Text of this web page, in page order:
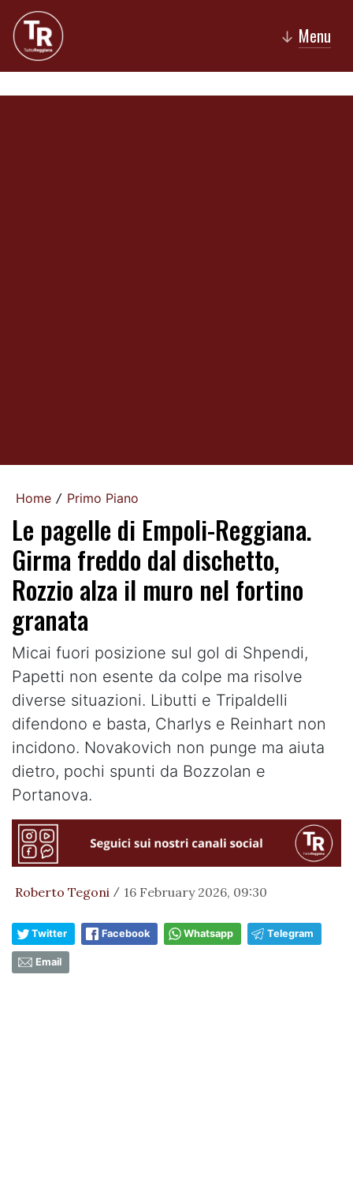
↓ Menu
Home / Primo Piano
Le pagelle di Empoli-Reggiana.
Girma freddo dal dischetto,
Rozzio alza il muro nel fortino
granata
Micai fuori posizione sul gol di Shpendi,
Papetti non esente da colpe ma risolve
diverse situazioni. Libutti e Tripaldelli
difendono e basta, Charlys e Reinhart non
incidono. Novakovich non punge ma aiuta
dietro, pochi spunti da Bozzolan e
Portanova.
Roberto Tegoni / 16 February 2026, 09:30
Twitter Facebook Whatsapp Telegram
Email